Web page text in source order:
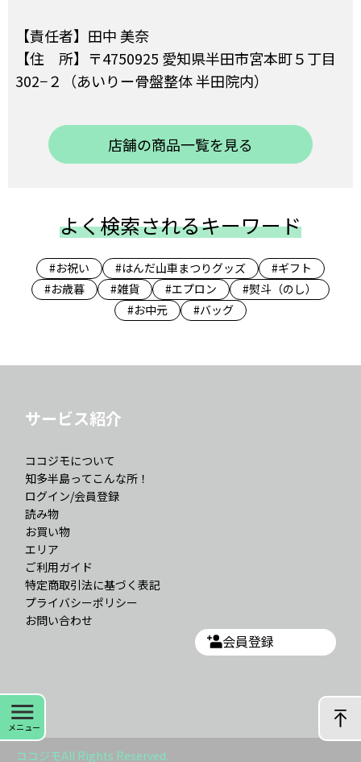
【責任者】田中 美奈
【住 所】〒4750925 愛知県半田市宮本町５丁目
302−２（あいりー骨盤整体 半田院内）
店舗の商品一覧を見る
よく検索されるキーワード
#お祝い #はんだ山車まつりグッズ
#ギフト
#お歳暮
#雑貨 #エプロン
#熨斗（のし）
#お中元
#バッグ
サービス紹介
ココジモについて
知多半島ってこんな所！
ログイン/会員登録
読み物
お買い物
エリア
ご利用ガイド
特定商取引法に基づく表記
プライバシーポリシー
お問い合わせ
会員登録
ココジモAll Rights Reserved.